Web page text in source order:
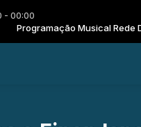
- 00:00
Musical Rede
Petras - Running Up That Hill